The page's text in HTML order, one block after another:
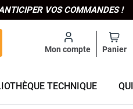
VOS COMMANDES !
Mon compte Panier
TECHNIQUE